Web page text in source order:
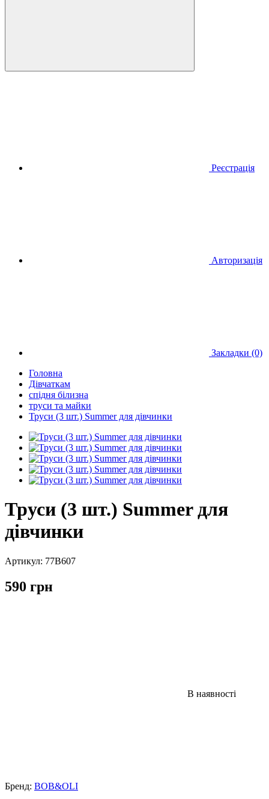
Реєстрація
Авторизація
Закладки (0)
Головна
Дівчаткам
спідня білизна
труси та майки
Труси (3 шт.) Summer для дівчинки
Труси (3 шт.) Summer для
дівчинки
Артикул: 77B607
590 грн
В наявності
Бренд: BOB&OLI